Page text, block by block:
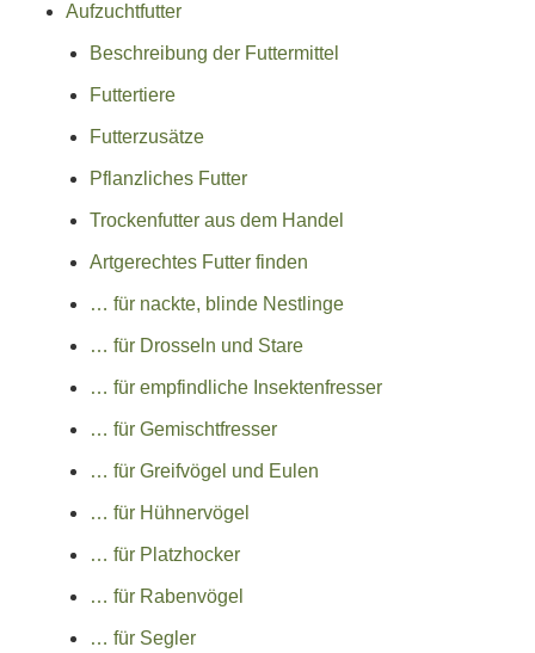
Aufzuchtfutter
Beschreibung der Futtermittel
Futtertiere
Futterzusätze
Pflanzliches Futter
Trockenfutter aus dem Handel
Artgerechtes Futter finden
… für nackte, blinde Nestlinge
… für Drosseln und Stare
… für empfindliche Insektenfresser
… für Gemischtfresser
… für Greifvögel und Eulen
… für Hühnervögel
… für Platzhocker
… für Rabenvögel
… für Segler